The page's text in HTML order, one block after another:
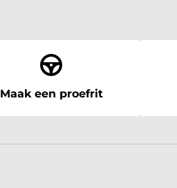
Maak een proefrit